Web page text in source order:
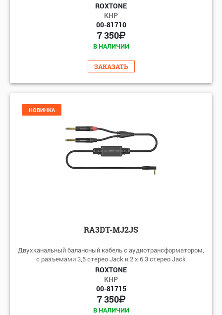
ROXTONE
КНР
00-81710
7 350
В НАЛИЧИИ
ЗАКАЗАТЬ
НОВИНКА
RA3DT-MJ2JS
Двухканальный балансный кабель с аудиотрансформатором,
с разъемами 3,5 стерео Jack и 2 x 6.3 стерео Jack
ROXTONE
КНР
00-81715
7 350
В НАЛИЧИИ